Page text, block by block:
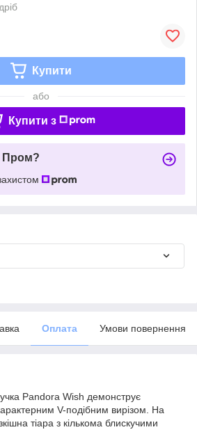
Купити
або
Купити з
Пром?
Оплата Умови повернення
Pandora Wish демонструє
V-подібним вирізом. На
тіара з кількома блискучими